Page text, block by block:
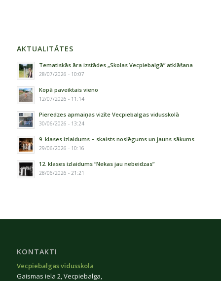
AKTUALITĀTES
Tematiskās āra izstādes „Skolas Vecpiebalgā” atklāšana
28/07/2026 - 10:07
Kopā paveiktais vieno
12/07/2026 - 11:14
Pieredzes apmaiņas vizīte Vecpiebalgas vidusskolā
30/06/2026 - 13:24
9. klases izlaidums – skaists noslēgums un jauns sākums
29/06/2026 - 10:16
12. klases izlaidums “Nekas jau nebeidzas”
28/06/2026 - 21:21
KONTAKTI
Vecpiebalgas vidusskola
Gaismas iela 2, Vecpiebalga,